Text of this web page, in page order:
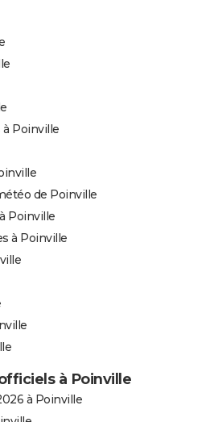
Poinville
de Poinville
Poinville
à Poinville
à Poinville
à Poinville